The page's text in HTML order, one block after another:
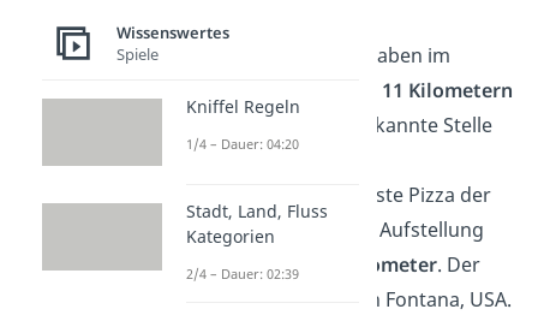
🌊 Der Marianengraben im
11 Kilometern
die tiefste bekannte Stelle
🍕 Die offiziell längste Pizza der
Welt maß bei ihrer Aufstellung
2017 über 1,93 Kilometer. Der
Rekord entstand in Fontana, USA.
Wissenswertes
Spiele
Kniffel Regeln
1/4 – Dauer: 04:20
Stadt, Land, Fluss
Kategorien
2/4 – Dauer: 02:39